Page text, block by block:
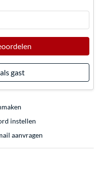
gast
instellen
aanvragen